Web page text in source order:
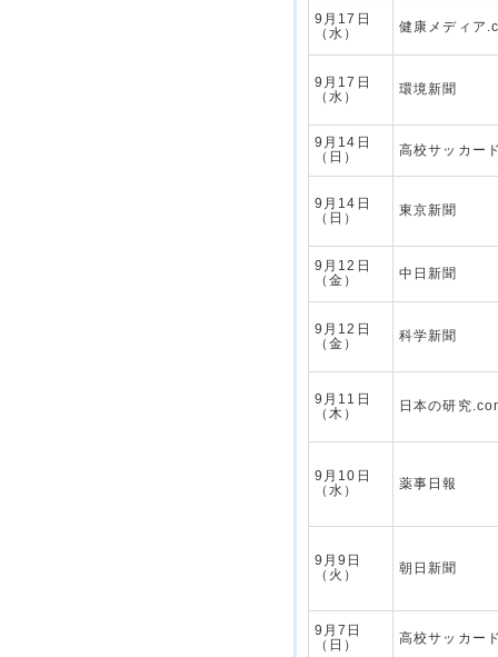
9月17日
（水）
健康メディア
9月17日
（水）
環境新聞
9月14日
（日）
高校サッカー
9月14日
（日）
東京新聞
9月12日
（金）
中日新聞
9月12日
（金）
科学新聞
9月11日
（木）
日本の研究
9月10日
（水）
薬事日報
9月9日
（火）
朝日新聞
9月7日
（日）
高校サッカー